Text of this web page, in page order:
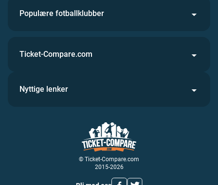
Populære fotballklubber
© Ticket-Compare.com
2015-2026
Ticket-Compare.com
Nyttige lenker